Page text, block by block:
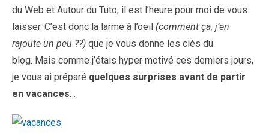
du Web et Autour du Tuto, il est l’heure pour moi de vous
laisser. C’est donc la larme à l’oeil (comment ça, j’en
rajoute un peu ??) que je vous donne les clés du
blog. Mais comme j’étais hyper motivé ces derniers jours,
je vous ai préparé quelques surprises avant de partir
en vacances…